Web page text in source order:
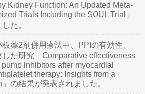
Kidney Function: An Updated Meta-
Trials Including the SOUL Trial」
た。
薬2剤併用療法中、PPIの有効性、
た研究「Comparative effectiveness
inhibitors after myocardial
therapy: Insights from a
の結果が発表されました。